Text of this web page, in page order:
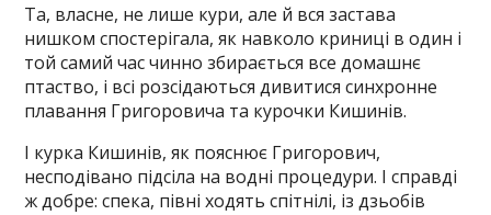
Та, власне, не лише кури, але й вся застава
нишком спостерігала, як навколо криниці в один і
той самий час чинно збирається все домашнє
птаство, і всі розсідаються дивитися синхронне
плавання Григоровича та курочки Кишинів.
І курка Кишинів, як пояснює Григорович,
несподівано підсіла на водні процедури. І справді
ж добре: спека, півні ходять спітнілі, із дзьобів